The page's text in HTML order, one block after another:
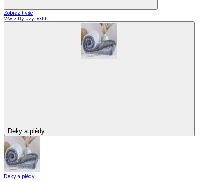
Zobrazit vše
Vše z Bytový textil
Deky a plédy
Deky a plédy